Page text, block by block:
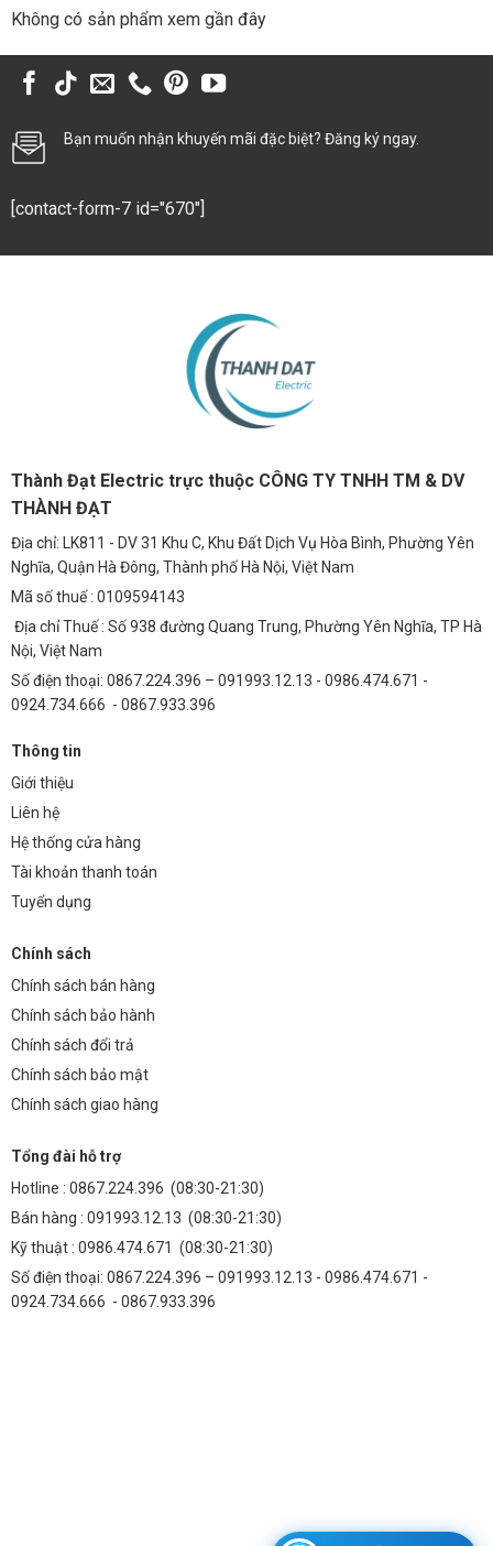
Công suất: 450W
Phù hợp cho diện tích trồng cây từ 1m² đến
cường độ ánh sáng cao.
Cấu tạo:
Sử dụng chip LED SMD hoặc COB chất lượng
Phổ ánh sáng toàn dải (full spectrum): đỏ,
Vỏ hợp kim nhôm tản nhiệt tốt.
Thiết kế:
không quạt (fanless) vận hành êm ái.
Ứng dụng
công, tủ grow box.
Phù hợp cho người mới bắt đầu hoặc quy mô
trồng thử nghiệm.
Không có sản phẩm xem gần đây
Bạn muốn nhận khuyến mãi đặc biệt? Đăng ký ngay.
[contact-form-7 id="670"]
Thành Đạt Electric trực thuộc CÔNG TY TNHH TM & DV
THÀNH ĐẠT
Địa chỉ: LK811 - DV 31 Khu C, Khu Đất Dịch Vụ Hòa Bình, Phường Yên
Nghĩa, Quận Hà Đông, Thành phố Hà Nội, Việt Nam
Mã số thuế : 0109594143
Địa chỉ Thuế : Số 938 đường Quang Trung, Phường Yên Nghĩa, TP Hà
Nội, Việt Nam
Số điện thoại: 0867.224.396 – 091993.12.13 - 0986.474.671 -
0924.734.666 - 0867.933.396
Thông tin
Giới thiệu
Liên hệ
Hệ thống cửa hàng
Tài khoản thanh toán
Tuyển dụng
Chính sách
Chính sách bán hàng
Chính sách bảo hành
Chính sách đổi trả
Chính sách bảo mật
Chính sách giao hàng
Tổng đài hỗ trợ
Hotline : 0867.224.396 (08:30-21:30)
Bán hàng : 091993.12.13 (08:30-21:30)
Kỹ thuật : 0986.474.671 (08:30-21:30)
Số điện thoại: 0867.224.396 – 091993.12.13 - 0986.474.671 -
0924.734.666 - 0867.933.396